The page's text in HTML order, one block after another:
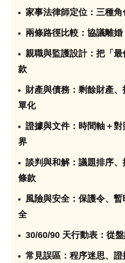
家事法律師定位：三種
兩條路徑比較：協議離
親職與監護設計：把「
款
財產與債務：剩餘財產
單化
證據與文件：時間軸＋
界
談判與和解：議題排序
條款
風險與安全：保護令、
全
30/60/90 天行動表：從
常見誤區：程序迷思、